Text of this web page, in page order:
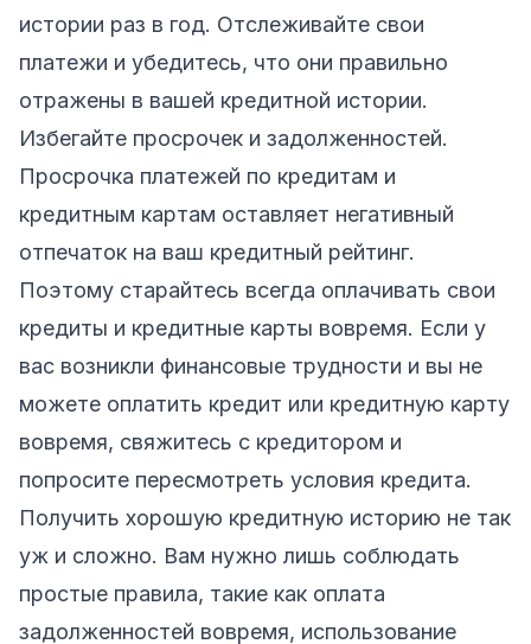
истории раз в год. Отслеживайте свои
платежи и убедитесь, что они правильно
отражены в вашей кредитной истории.
Избегайте просрочек и задолженностей.
Просрочка платежей по кредитам и
кредитным картам оставляет негативный
отпечаток на ваш кредитный рейтинг.
Поэтому старайтесь всегда оплачивать свои
кредиты и кредитные карты вовремя. Если у
вас возникли финансовые трудности и вы не
можете оплатить кредит или кредитную карту
вовремя, свяжитесь с кредитором и
попросите пересмотреть условия кредита.
Получить хорошую кредитную историю не так
уж и сложно. Вам нужно лишь соблюдать
простые правила, такие как оплата
задолженностей вовремя, использование